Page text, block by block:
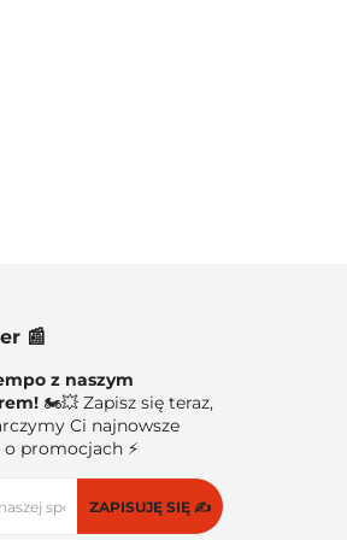
📰
z naszym
🏍️💥 Zapisz się teraz,
Ci najnowsze
promocjach ⚡